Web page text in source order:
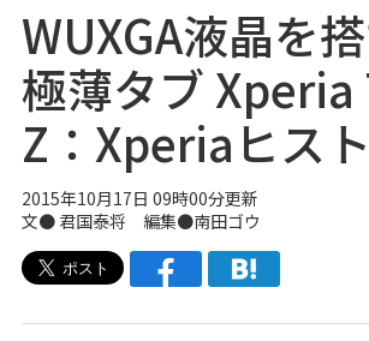
WUXGA液晶を
極薄タブ
Z：Xperiaヒス
2015年10月17日 09時00分更新
文● 君国泰将 編集●南田ゴウ